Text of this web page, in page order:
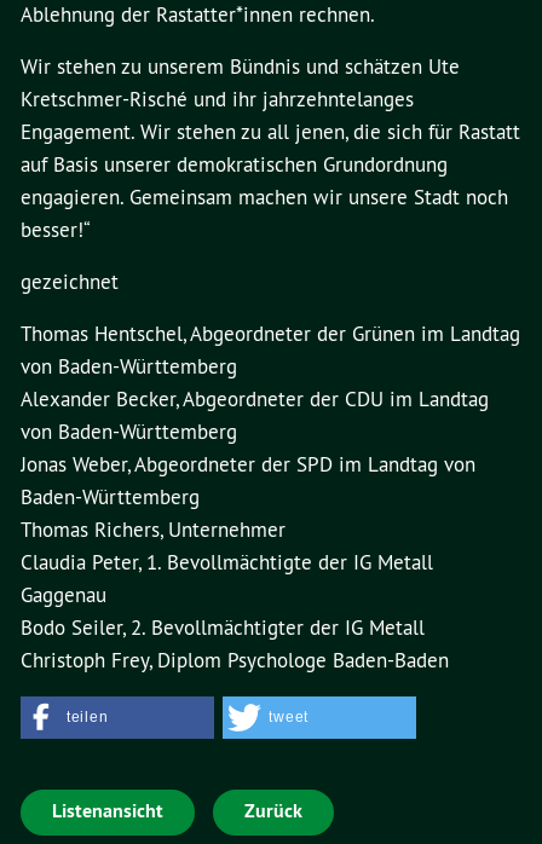
Ablehnung der Rastatter*innen rechnen.
Wir stehen zu unserem Bündnis und schätzen Ute
Kretschmer-Risché und ihr jahrzehntelanges
Engagement. Wir stehen zu all jenen, die sich für Rastatt
auf Basis unserer demokratischen Grundordnung
engagieren. Gemeinsam machen wir unsere Stadt noch
besser!“
gezeichnet
Thomas Hentschel, Abgeordneter der Grünen im Landtag
von Baden-Württemberg
Alexander Becker, Abgeordneter der CDU im Landtag
von Baden-Württemberg
Jonas Weber, Abgeordneter der SPD im Landtag von
Baden-Württemberg
Thomas Richers, Unternehmer
Claudia Peter, 1. Bevollmächtigte der IG Metall
Gaggenau
Bodo Seiler, 2. Bevollmächtigter der IG Metall
Christoph Frey, Diplom Psychologe Baden-Baden
teilen tweet
Listenansicht Zurück